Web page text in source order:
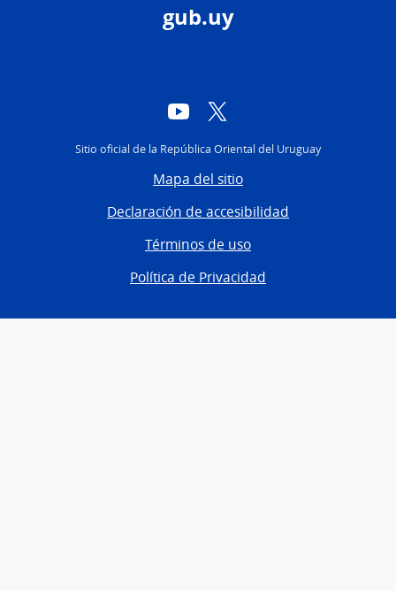
gub.uy
YouTube
Sitio oficial de la República Oriental del Uruguay
Mapa del sitio
Declaración de accesibilidad
Términos de uso
Política de Privacidad